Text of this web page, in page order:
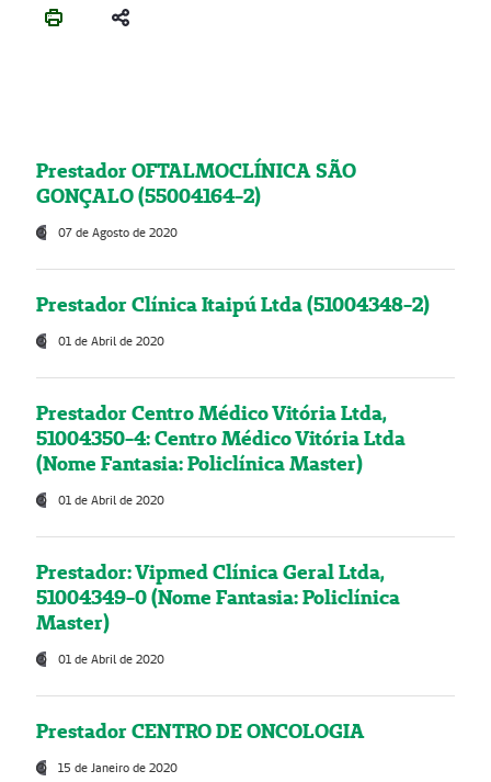
Prestador OFTALMOCLÍNICA SÃO
GONÇALO (55004164-2)
07 de Agosto de 2020
Prestador Clínica Itaipú Ltda (51004348-2)
01 de Abril de 2020
Prestador Centro Médico Vitória Ltda,
51004350-4: Centro Médico Vitória Ltda
(Nome Fantasia: Policlínica Master)
01 de Abril de 2020
Prestador: Vipmed Clínica Geral Ltda,
51004349-0 (Nome Fantasia: Policlínica
Master)
01 de Abril de 2020
Prestador CENTRO DE ONCOLOGIA
15 de Janeiro de 2020